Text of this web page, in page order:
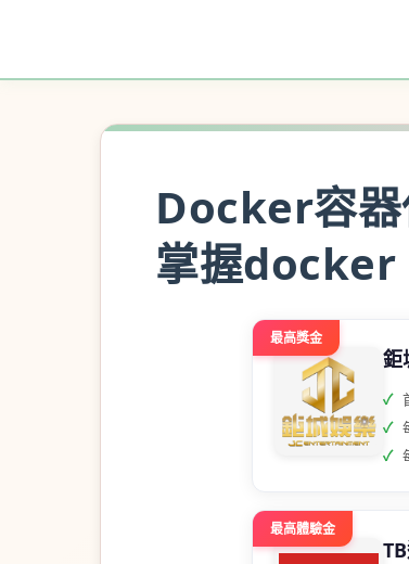
Docker容器
掌握
最高獎金
鉅
最高體驗金